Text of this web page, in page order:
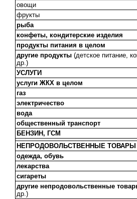
овощи
фрукты
рыба
конфеты, кондитерские изделия
продукты питания в целом
другие продукты (детское питание,
др.)
УСЛУГИ
услуги ЖКХ в целом
газ
электричество
вода
общественный транспорт
БЕНЗИН, ГСМ
НЕПРОДОВОЛЬСТВЕННЫЕ ТОВАРЫ
одежда, обувь
лекарства
сигареты
другие непродовольственные
др.)